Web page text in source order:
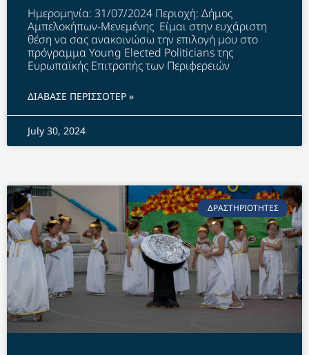
Ημερομηνία: 31/07/2024 Περιοχή: Δήμος
Αμπελοκήπων-Μενεμένης Είμαι στην ευχάριστη
θέση να σας ανακοινώσω την επιλογή μου στο
πρόγραμμα Young Elected Politicians της
Ευρωπαϊκής Επιτροπής των Περιφερειών
ΔΙΑΒΑΣΕ ΠΕΡΙΣΣΟΤΕΡ »
July 30, 2024
ΔΡΑΣΤΗΡΙΟΤΗΤΕΣ